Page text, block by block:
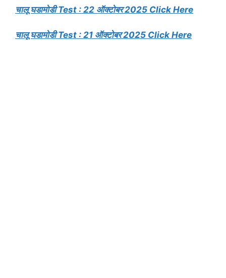
चालू घडामोडी Test : 22 ऑक्टोबर 2025 Click Here
चालू घडामोडी Test : 21 ऑक्टोबर 2025 Click Here